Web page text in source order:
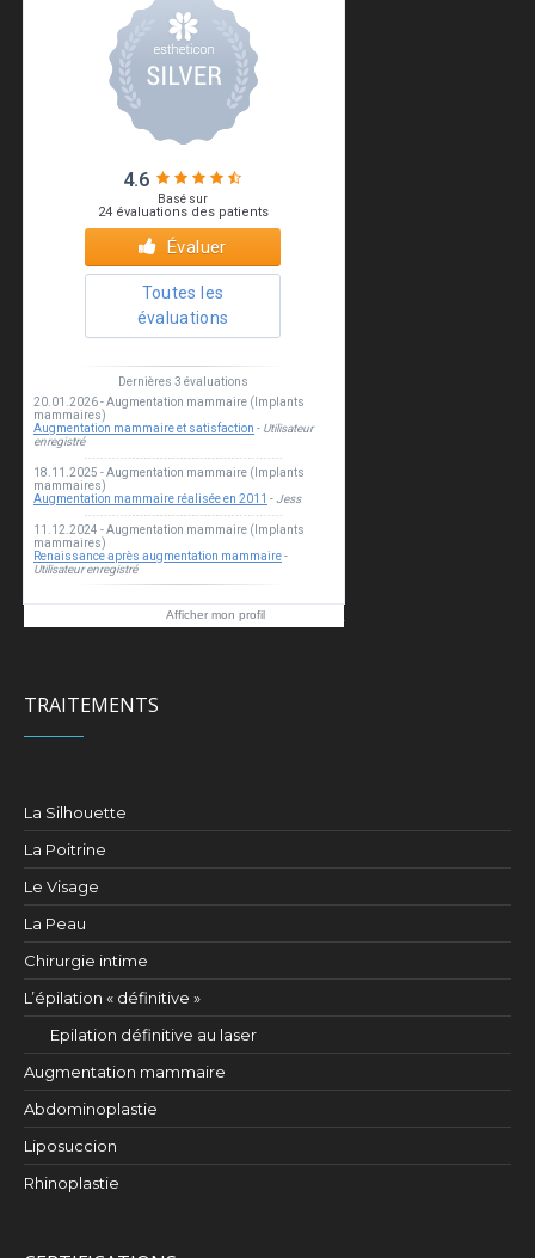
Afficher mon profil
TRAITEMENTS
La Silhouette
La Poitrine
Le Visage
La Peau
Chirurgie intime
L’épilation « définitive »
Epilation définitive au laser
Augmentation mammaire
Abdominoplastie
Liposuccion
Rhinoplastie